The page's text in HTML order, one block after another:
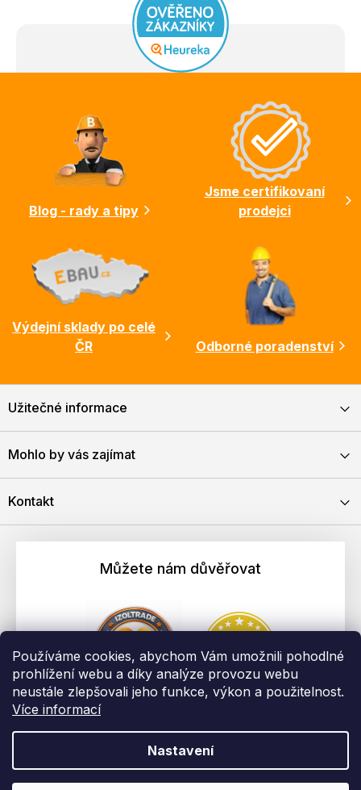
Používáme cookies, abychom Vám umožnili pohodlné
prohlížení webu a díky analýze provozu webu
neustále zlepšovali jeho funkce, výkon a použitelnost.
Více informací
Nastavení
Blog - rady a tipy
Jsme certifikovaní
prodejci
Výdejní sklady po celé
ČR
Odborné poradenství
Užitečné informace
Mohlo by vás zajímat
Kontakt
Můžete nám důvěřovat
Vytvořil Shoptet